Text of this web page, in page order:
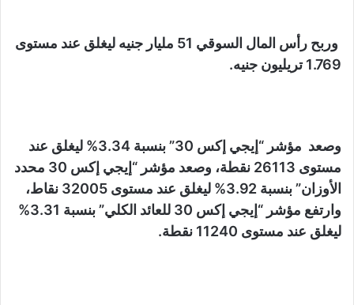
وربح رأس المال السوقي 51 مليار جنيه ليغلق عند مستوى
1.769 تريليون جنيه.
وصعد مؤشر “إيجي إكس 30” بنسبة 3.34% ليغلق عند
مستوى 26113 نقطة، وصعد مؤشر “إيجي إكس 30 محدد
الأوزان” بنسبة 3.92% ليغلق عند مستوى 32005 نقاط،
وارتفع مؤشر “إيجي إكس 30 للعائد الكلي” بنسبة 3.31%
ليغلق عند مستوى 11240 نقطة.